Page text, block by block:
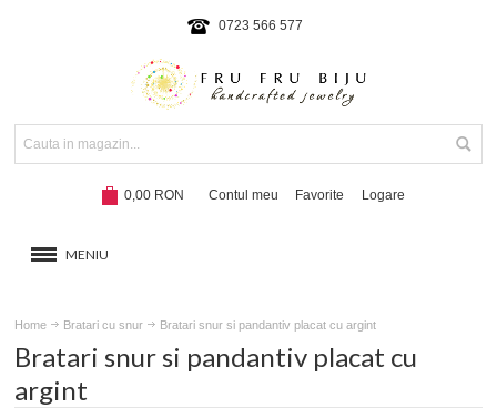
0723 566 577
0,00 RON Contul meu Favorite Logare
MENIU
COLIERE SI SETURI
Home Bratari cu snur Bratari snur si pandantiv placat cu argint
Bratari snur si pandantiv placat cu
argint